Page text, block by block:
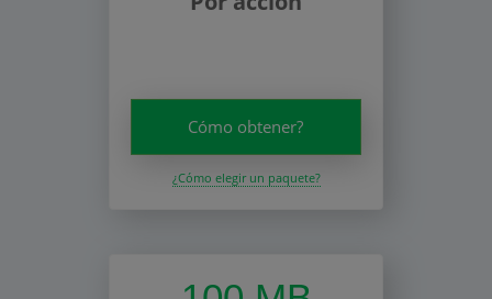
Cómo obtener?
¿Cómo elegir un paquete?